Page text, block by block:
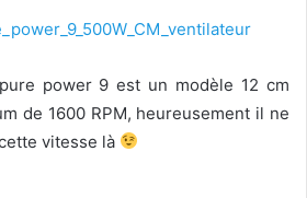
power 9 est un modèle 12 cm
de 1600 RPM, heureusement il ne
vitesse là